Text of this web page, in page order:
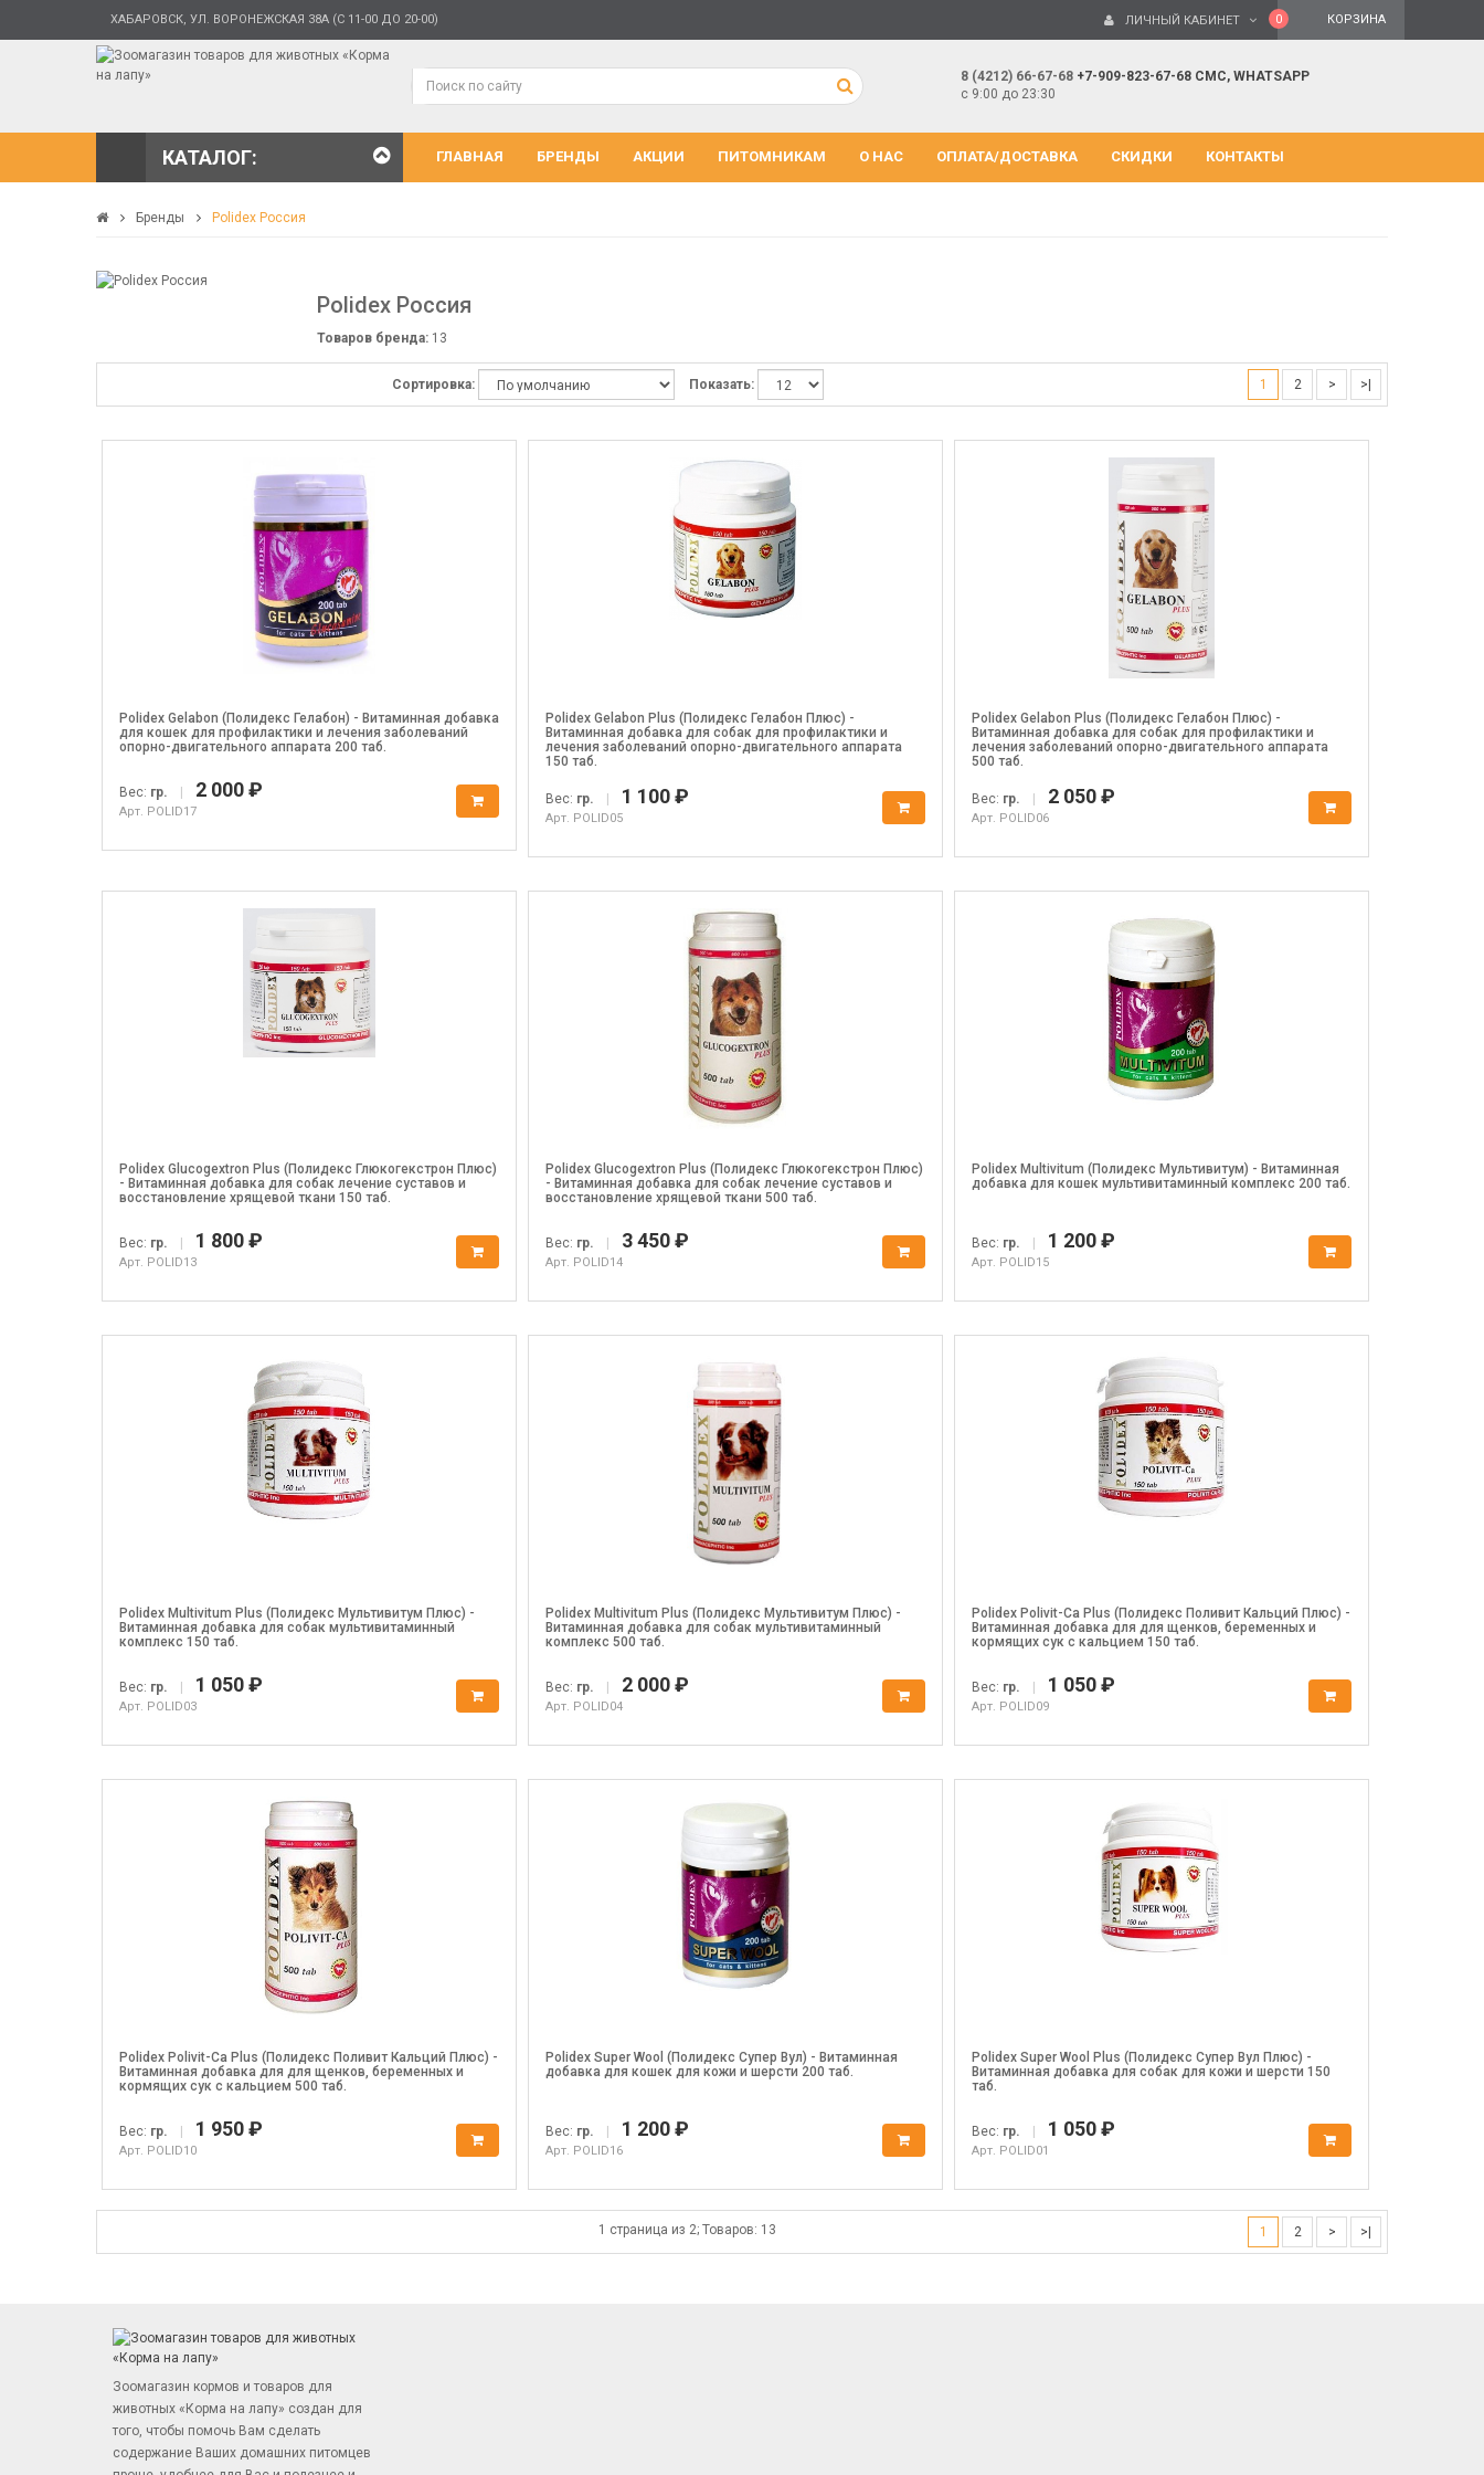
ХАБАРОВСК, УЛ. ВОРОНЕЖСКАЯ 38А (С 11-00 ДО 20-00) КОРЗИНА
0
ЛИЧНЫЙ КАБИНЕТ
8 (4212) 66-67-68 +7-909-823-67-68 СМС, WHATSAPP
с 9:00 до 23:30
КАТАЛОГ: ГЛАВНАЯ БРЕНДЫ АКЦИИ ПИТОМНИКАМ О НАС ОПЛАТА/ДОСТАВКА СКИДКИ КОНТАКТЫ
Бренды Polidex Россия
Polidex Россия
Товаров бренда: 13
Сортировка: Показать: 1 2 > >|
Polidex Gelabon (Полидекс Гелабон) - Витаминная добавка
для кошек для профилактики и лечения заболеваний
опорно-двигательного аппарата 200 таб.
Вес: гр. 2 000 ₽
Арт. POLID17
Polidex Gelabon Plus (Полидекс Гелабон Плюс) -
Витаминная добавка для собак для профилактики и
лечения заболеваний опорно-двигательного аппарата
150 таб.
Вес: гр. 1 100 ₽
Арт. POLID05
Polidex Gelabon Plus (Полидекс Гелабон Плюс) -
Витаминная добавка для собак для профилактики и
лечения заболеваний опорно-двигательного аппарата
500 таб.
Вес: гр. 2 050 ₽
Арт. POLID06
Polidex Glucogextron Plus (Полидекс Глюкогекстрон Плюс)
- Витаминная добавка для собак лечение суставов и
восстановление хрящевой ткани 150 таб.
Вес: гр. 1 800 ₽
Арт. POLID13
Polidex Glucogextron Plus (Полидекс Глюкогекстрон Плюс)
- Витаминная добавка для собак лечение суставов и
восстановление хрящевой ткани 500 таб.
Вес: гр. 3 450 ₽
Арт. POLID14
Polidex Multivitum (Полидекс Мультивитум) - Витаминная
добавка для кошек мультивитаминный комплекс 200 таб.
Вес: гр. 1 200 ₽
Арт. POLID15
Polidex Multivitum Plus (Полидекс Мультивитум Плюс) -
Витаминная добавка для собак мультивитаминный
комплекс 150 таб.
Вес: гр. 1 050 ₽
Арт. POLID03
Polidex Multivitum Plus (Полидекс Мультивитум Плюс) -
Витаминная добавка для собак мультивитаминный
комплекс 500 таб.
Вес: гр. 2 000 ₽
Арт. POLID04
Polidex Polivit-Ca Plus (Полидекс Поливит Кальций Плюс) -
Витаминная добавка для для щенков, беременных и
кормящих сук с кальцием 150 таб.
Вес: гр. 1 050 ₽
Арт. POLID09
Polidex Polivit-Ca Plus (Полидекс Поливит Кальций Плюс) -
Витаминная добавка для для щенков, беременных и
кормящих сук с кальцием 500 таб.
Вес: гр. 1 950 ₽
Арт. POLID10
Polidex Super Wool (Полидекс Супер Вул) - Витаминная
добавка для кошек для кожи и шерсти 200 таб.
Вес: гр. 1 200 ₽
Арт. POLID16
Polidex Super Wool Plus (Полидекс Супер Вул Плюс) -
Витаминная добавка для собак для кожи и шерсти 150
таб.
Вес: гр. 1 050 ₽
Арт. POLID01
1 страница из 2; Товаров: 13 1 2 > >|
Зоомагазин кормов и товаров для
животных «Корма на лапу» создан для
того, чтобы помочь Вам сделать
содержание Ваших домашних питомцев